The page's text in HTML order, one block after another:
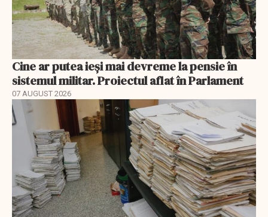
Cine ar putea ieși mai devreme la pensie în
sistemul militar. Proiectul aflat în Parlament
07 AUGUST 2026